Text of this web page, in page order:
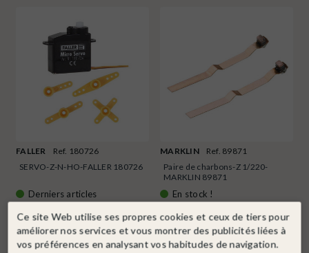
FALLER
Ref. 180726
SERVO-Z-N-HO-FALLER 180726
Derniers articles
19,30 €
DÉTAIL
MARKLIN
Ref. 89871
Paire de charbons-Z 1/220-
MARKLIN 89871
En stock !
9,99 €
DÉTAIL
Ce site Web utilise ses propres cookies et ceux de tiers pour
améliorer nos services et vous montrer des publicités liées à
vos préférences en analysant vos habitudes de navigation.